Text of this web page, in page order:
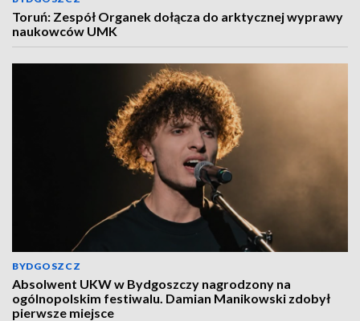
Toruń: Zespół Organek dołącza do arktycznej wyprawy
naukowców UMK
BYDGOSZCZ
Absolwent UKW w Bydgoszczy nagrodzony na
ogólnopolskim festiwalu. Damian Manikowski zdobył
pierwsze miejsce